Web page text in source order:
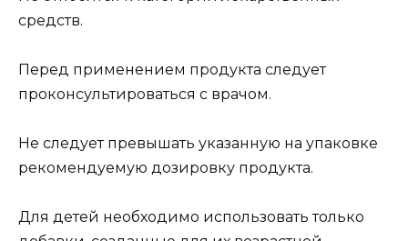
средств.
Перед применением продукта следует
проконсультироваться с врачом.
Не следует превышать указанную на упаковке
рекомендуемую дозировку продукта.
Для детей необходимо использовать только